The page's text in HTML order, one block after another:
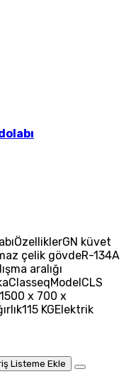
küvet
çelik gövdeR-134A
aralığı
x 700 x
KGElektrik
Listeme Ekle